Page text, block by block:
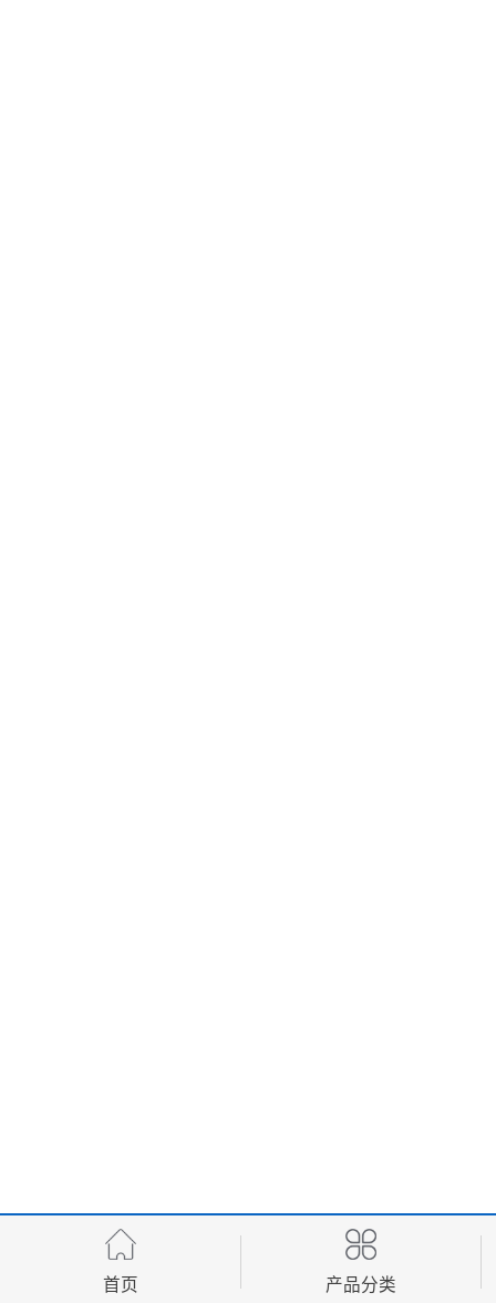
首页 产品分类